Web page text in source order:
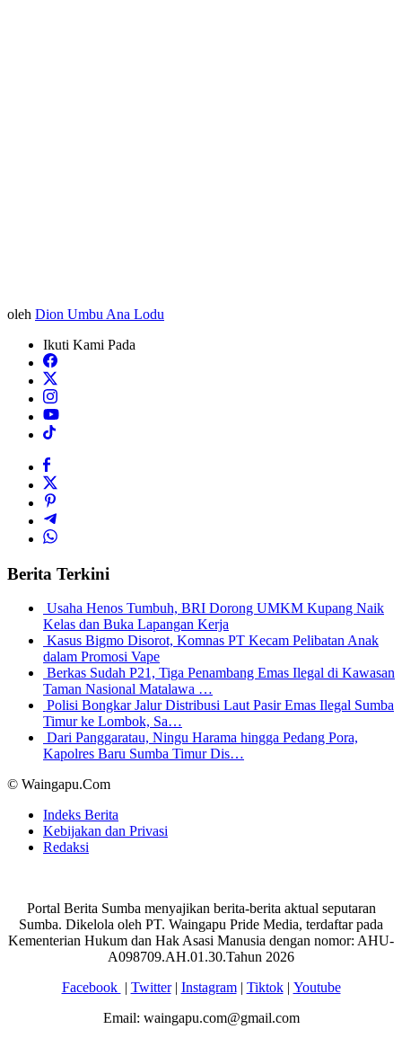
oleh Dion Umbu Ana Lodu
Ikuti Kami Pada
Berita Terkini
Usaha Henos Tumbuh, BRI Dorong UMKM Kupang Naik
Kelas dan Buka Lapangan Kerja
Kasus Bigmo Disorot, Komnas PT Kecam Pelibatan Anak
dalam Promosi Vape
Berkas Sudah P21, Tiga Penambang Emas Ilegal di Kawasan
Taman Nasional Matalawa …
Polisi Bongkar Jalur Distribusi Laut Pasir Emas Ilegal Sumba
Timur ke Lombok, Sa…
Dari Panggaratau, Ningu Harama hingga Pedang Pora,
Kapolres Baru Sumba Timur Dis…
© Waingapu.Com
Indeks Berita
Kebijakan dan Privasi
Redaksi
Portal Berita Sumba menyajikan berita-berita aktual seputaran
Sumba. Dikelola oleh PT. Waingapu Pride Media, terdaftar pada
Kementerian Hukum dan Hak Asasi Manusia dengan nomor: AHU-
A098709.AH.01.30.Tahun 2026
Facebook | Twitter| Instagram| Tiktok| Youtube
Email: waingapu.com@gmail.com